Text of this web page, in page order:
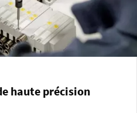
haute précision